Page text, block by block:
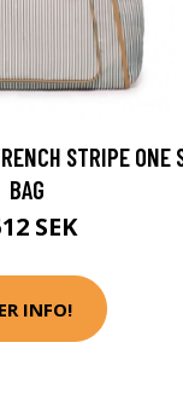
STRIPE ONE
BAG
SEK
INFO!